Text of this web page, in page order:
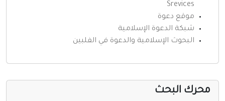
Srevices
موقع دعوة
شبكة الدعوة الإسلامية
البحوث الإسلامية والدعوة في الفلبين
البحث